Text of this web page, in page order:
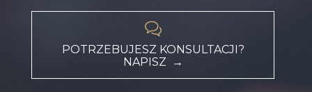

POTRZEBUJESZ KONSULTACJI?
NAPISZ →